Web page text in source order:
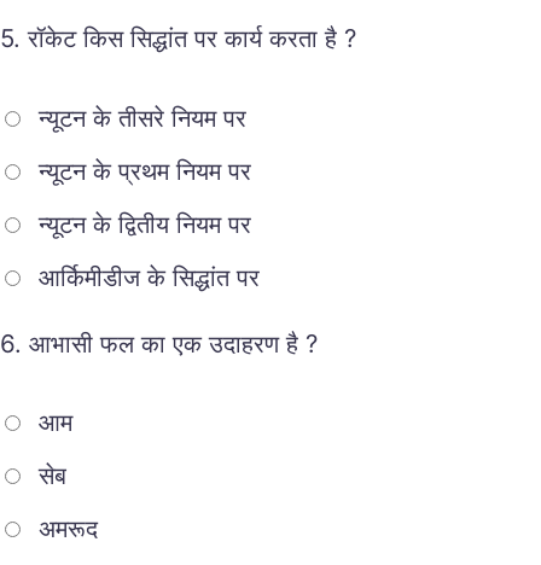
5.रॉकेट किस सिद्धांत पर कार्य करता है ?
न्यूटन के तीसरे नियम पर
न्यूटन के प्रथम नियम पर
न्यूटन के द्वितीय नियम पर
आर्किमीडीज के सिद्धांत पर
6. आभासी फल का एक उदाहरण है ?
आम
सेब
अमरूद